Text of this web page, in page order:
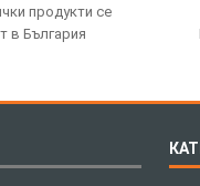
продукти се
в България